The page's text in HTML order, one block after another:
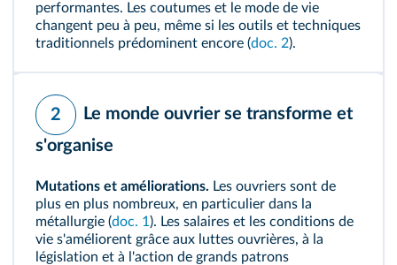
performantes. Les coutumes et le mode de vie
changent peu à peu, même si les outils et techniques
traditionnels prédominent encore (doc. 2).
2
Le monde ouvrier se transforme et
s'organise
Mutations et améliorations. Les ouvriers sont de
plus en plus nombreux, en particulier dans la
métallurgie (doc. 1). Les salaires et les conditions de
vie s'améliorent grâce aux luttes ouvrières, à la
législation et à l'action de grands patrons